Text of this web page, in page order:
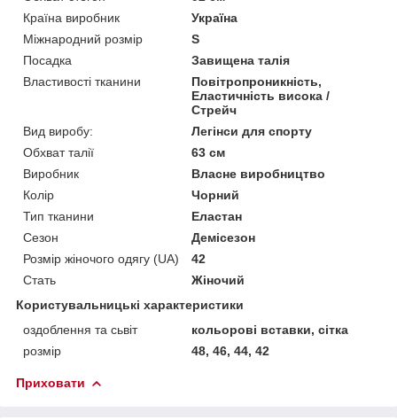
Країна виробник
Україна
Міжнародний розмір
S
Посадка
Завищена талія
Властивості тканини
Повітропроникність,
Еластичність висока /
Стрейч
Вид виробу:
Легінси для спорту
Обхват талії
63 см
Виробник
Власне виробництво
Колір
Чорний
Тип тканини
Еластан
Сезон
Демісезон
Розмір жіночого одягу (UA)
42
Стать
Жіночий
Користувальницькі характеристики
оздоблення та сьвіт
кольорові вставки, сітка
розмір
48, 46, 44, 42
Приховати